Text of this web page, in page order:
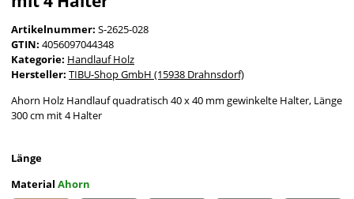
Artikelnummer: S-2625-028
GTIN: 4056097044348
Kategorie: Handlauf Holz
Hersteller: TIBU-Shop GmbH (15938 Drahnsdorf)
Ahorn Holz Handlauf quadratisch 40 x 40 mm gewinkelte Halter, Länge
300 cm mit 4 Halter
Länge
Material Ahorn